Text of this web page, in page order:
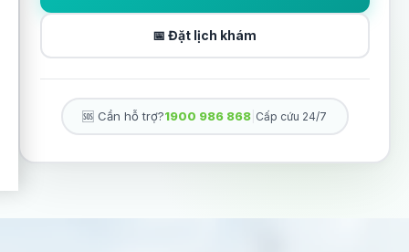
📅 Đặt lịch khám
🆘 Cần hỗ trợ?1900 986 868 Cấp cứu 24/7